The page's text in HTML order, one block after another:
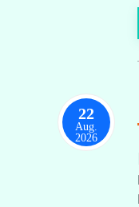
22
Aug.
2026